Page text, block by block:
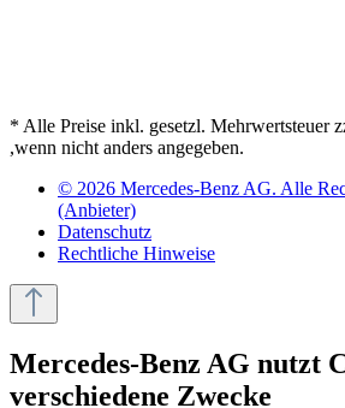
* Alle Preise inkl. gesetzl. Mehrwertsteuer
,wenn nicht anders angegeben.
© 2026 Mercedes-Benz AG. Alle
(Anbieter)
Datenschutz
Rechtliche Hinweise
Mercedes-Benz AG nutzt
verschiedene Zwecke